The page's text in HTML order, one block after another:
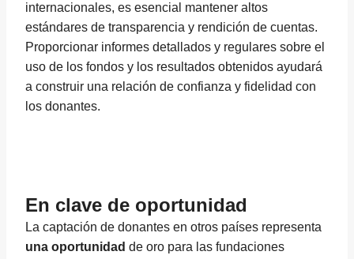
internacionales, es esencial mantener altos
estándares de transparencia y rendición de cuentas.
Proporcionar informes detallados y regulares sobre el
uso de los fondos y los resultados obtenidos ayudará
a construir una relación de confianza y fidelidad con
los donantes.
En clave de oportunidad
La captación de donantes en otros países representa
una oportunidad de oro para las fundaciones